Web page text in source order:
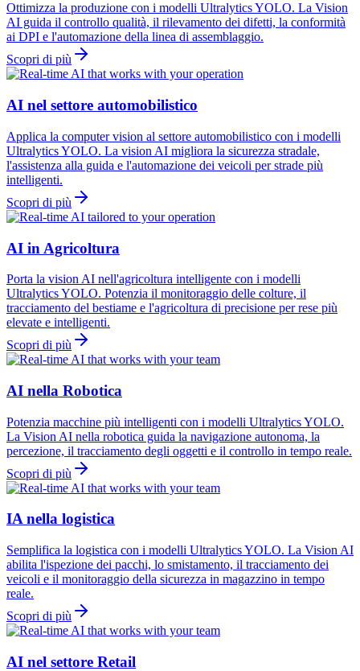
Ottimizza la produzione con i modelli Ultralytics YOLO. La Vision
AI guida il controllo qualità, il rilevamento dei difetti, la conformità
ai DPI e l'automazione della linea di assemblaggio.
Scopri di più
AI nel settore automobilistico
Applica la computer vision al settore automobilistico con i modelli
Ultralytics YOLO. La vision AI migliora la sicurezza stradale,
l'assistenza alla guida e l'automazione dei veicoli per strade più
intelligenti.
Scopri di più
AI in Agricoltura
Porta la vision AI nell'agricoltura intelligente con i modelli
Ultralytics YOLO. Potenzia il monitoraggio delle colture, il
tracciamento del bestiame e l'agricoltura di precisione per rese più
elevate e intelligenti.
Scopri di più
AI nella Robotica
Potenzia macchine più intelligenti con i modelli Ultralytics YOLO.
La Vision AI nella robotica guida la navigazione autonoma, la
percezione, il tracciamento degli oggetti e il controllo in tempo reale.
Scopri di più
IA nella logistica
Semplifica la logistica con i modelli Ultralytics YOLO. La Vision AI
abilita l'ispezione dei pacchi, lo smistamento, il tracciamento dei
veicoli e il monitoraggio della sicurezza in magazzino in tempo
reale.
Scopri di più
AI nel settore Retail